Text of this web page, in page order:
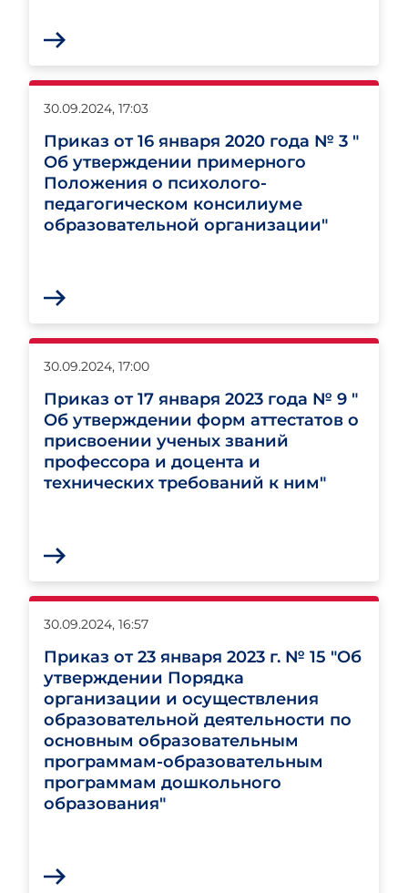
Приказ от 16 января 2020 года № 3 "
Об утверждении примерного
Положения о психолого-
педагогическом консилиуме
образовательной организации"
30.09.2024, 17:03
Приказ от 17 января 2023 года № 9 "
Об утверждении форм аттестатов о
присвоении ученых званий
профессора и доцента и
технических требований к ним"
30.09.2024, 17:00
Приказ от 23 января 2023 г. № 15 "Об
утверждении Порядка
организации и осуществления
образовательной деятельности по
основным образовательным
программам-образовательным
программам дошкольного
образования"
30.09.2024, 16:57